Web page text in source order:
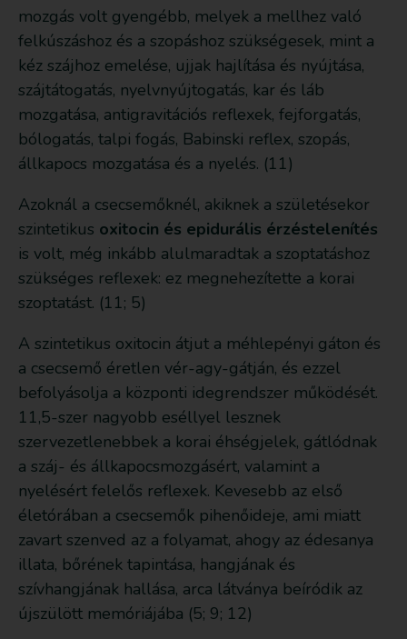
mozgás volt gyengébb, melyek a mellhez való
felkúszáshoz és a szopáshoz szükségesek, mint a
kéz szájhoz emelése, ujjak hajlítása és nyújtása,
szájtátogatás, nyelvnyújtogatás, kar és láb
mozgatása, antigravitációs reflexek, fejforgatás,
bólogatás, talpi fogás, Babinski reflex, szopás,
állkapocs mozgatása és a nyelés. (11)
Azoknál a csecsemőknél, akiknek a születésekor
szintetikus oxitocin és epidurális érzéstelenítés
is volt, még inkább alulmaradtak a szoptatáshoz
szükséges reflexek: ez megnehezítette a korai
szoptatást. (11; 5)
A szintetikus oxitocin átjut a méhlepényi gáton és
a csecsemő éretlen vér-agy-gátján, és ezzel
befolyásolja a központi idegrendszer működését.
11,5-szer nagyobb eséllyel lesznek
szervezetlenebbek a korai éhségjelek, gátlódnak
a száj- és állkapocsmozgásért, valamint a
nyelésért felelős reflexek. Kevesebb az első
életórában a csecsemők pihenőideje, ami miatt
zavart szenved az a folyamat, ahogy az édesanya
illata, bőrének tapintása, hangjának és
szívhangjának hallása, arca látványa beíródik az
újszülött memóriájába (5; 9; 12)